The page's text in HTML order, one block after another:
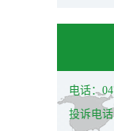
电话：
投诉电